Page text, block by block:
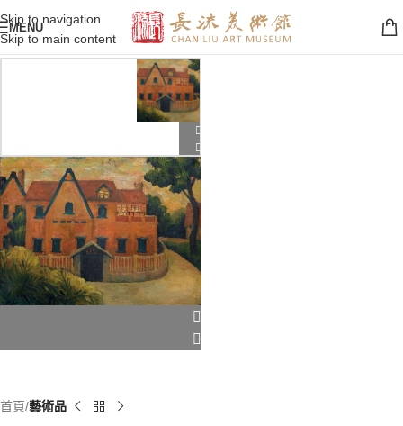
Skip to navigation
Skip to main content
MENU
首頁 藝術品